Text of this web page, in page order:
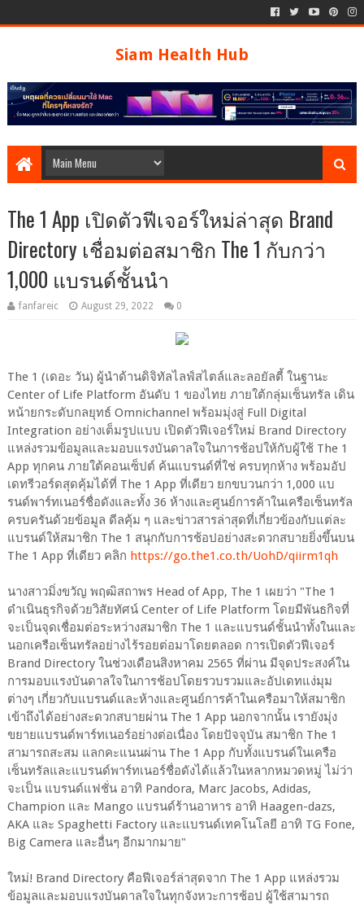
Siam Health Hub
The 1 App เปิดตัวฟีเจอร์ใหม่ล่าสุด Brand
Directory เชื่อมต่อสมาชิก The 1 กับกว่า
1,000 แบรนด์ชั้นนำ
fanfareic August 29, 2022 0
The 1 (เดอะ วัน) ผู้นำด้านดิจิทัลไลฟ์สไตล์และลอยัลตี้ ในฐานะ
Center of Life Platform อันดับ 1 ของไทย ภายใต้กลุ่มเซ็นทรัล เดิน
หน้ายกระดับกลยุทธ์ Omnichannel พร้อมมุ่งสู่ Full Digital
Integration อย่างเต็มรูปแบบ เปิดตัวฟีเจอร์ใหม่ Brand Directory
แหล่งรวมข้อมูลและมอบแรงบันดาลใจในการช้อปให้กับผู้ใช้ The 1
App ทุกคน ภายใต้คอนเซ็ปต์ ค้นแบรนด์ที่ใช่ ครบทุกห้าง พร้อมอัป
เดทรีวอร์ดสุดคุ้มได้ที่ The 1 App ที่เดียว ยกขบวนกว่า 1,000 แบ
รนด์พาร์ทเนอร์ชื่อดังและทั้ง 36 ห้างและศูนย์การค้าในเครือเซ็นทรัล
ครบครันด้วยข้อมูล ดีลคุ้ม ๆ และข่าวสารล่าสุดที่เกี่ยวข้องกับแต่ละ
แบรนด์ให้สมาชิก The 1 สนุกกับการช้อปอย่างสะดวกสบายยิ่งขึ้นบน
The 1 App ที่เดียว คลิก https://go.the1.co.th/UohD/qiirm1qh
นางสาวมิ่งขวัญ พฤฒิสถาพร Head of App, The 1 เผยว่า "The 1
ดำเนินธุรกิจด้วยวิสัยทัศน์ Center of Life Platform โดยมีพันธกิจที่
จะเป็นจุดเชื่อมต่อระหว่างสมาชิก The 1 และแบรนด์ชั้นนำทั้งในและ
นอกเครือเซ็นทรัลอย่างไร้รอยต่อมาโดยตลอด การเปิดตัวฟีเจอร์
Brand Directory ในช่วงเดือนสิงหาคม 2565 ที่ผ่าน มีจุดประสงค์ใน
การมอบแรงบันดาลใจในการช้อปโดยรวบรวมและอัปเดทแง่มุม
ต่างๆ เกี่ยวกับแบรนด์และห้างและศูนย์การค้าในเครือมาให้สมาชิก
เข้าถึงได้อย่างสะดวกสบายผ่าน The 1 App นอกจากนั้น เรายังมุ่ง
ขยายแบรนด์พาร์ทเนอร์อย่างต่อเนื่อง โดยปัจจุบัน สมาชิก The 1
สามารถสะสม แลกคะแนนผ่าน The 1 App กับทั้งแบรนด์ในเครือ
เซ็นทรัลและแบรนด์พาร์ทเนอร์ชื่อดังได้แล้วในหลากหมวดหมู่ ไม่ว่า
จะเป็น แบรนด์แฟชั่น อาทิ Pandora, Marc Jacobs, Adidas,
Champion และ Mango แบรนด์ร้านอาหาร อาทิ Haagen-dazs,
AKA และ Spaghetti Factory และแบรนด์เทคโนโลยี อาทิ TG Fone,
Big Camera และอื่นๆ อีกมากมาย"
ใหม่! Brand Directory คือฟีเจอร์ล่าสุดจาก The 1 App แหล่งรวม
ข้อมูลและมอบแรงบันดาลใจในทุกจังหวะการช้อป ผู้ใช้สามารถ